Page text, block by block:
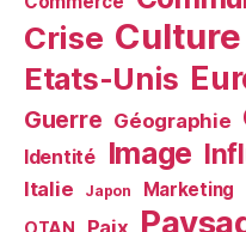
Crise Culture
Etats-Unis
Guerre Géographie
Identité Image
Italie Japon Marketing
OTAN Paix